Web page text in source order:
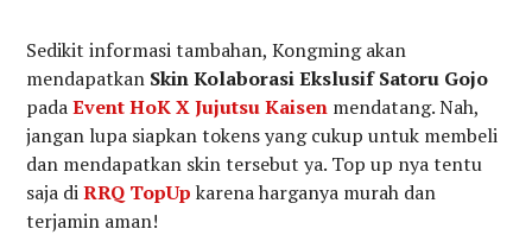
Sedikit informasi tambahan, Kongming akan
mendapatkan Skin Kolaborasi Ekslusif Satoru Gojo
padaEvent HoK X Jujutsu Kaisen mendatang. Nah,
jangan lupa siapkan tokens yang cukup untuk membeli
dan mendapatkan skin tersebut ya. Top up nya tentu
saja diRRQ TopUp karena harganya murah dan
terjamin aman!